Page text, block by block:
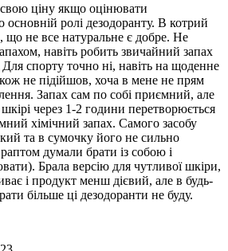
— регенерує та заспокоює шкіру,
факторів (таких, як ультрафіолетові
а також багата на антиоксиданти.
олій — кокосова олія, олія ши та олія
пом’якшують шкіру пахв.
шкіри
запахи
сульфатів, нафтохімікатів,
алюмінію, спирту, синтетичних
барвників
ціну якщо оцінювати
основній ролі дезодоранту. В котрий
що не все натуральне є добре. Не
навіть робить звичайний запах
спорту точно ні, навіть на щоденне
не підійшов, хоча в мене не прям
Запах сам по собі приємний, але
через 1-2 години перетворюється
хімічний запах. Самого засобу
та в сумочку його не сильно
думали брати із собою і
Брала версію для чутливої шкіри,
і продукт менш дієвий, але в будь-
більше ці дезодоранти не буду.